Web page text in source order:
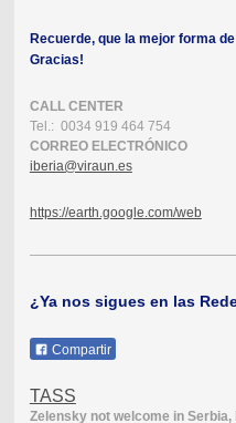
Recuerde, que la mejor forma
Gracias!
CALL CENTER
Tel.: 0034 919 464 754
CORREO ELECTRÓNICO
iberia@viraun.es
https://earth.google.com/web
¿Ya nos sigues en las
Compartir
TASS
Zelensky not welcome in